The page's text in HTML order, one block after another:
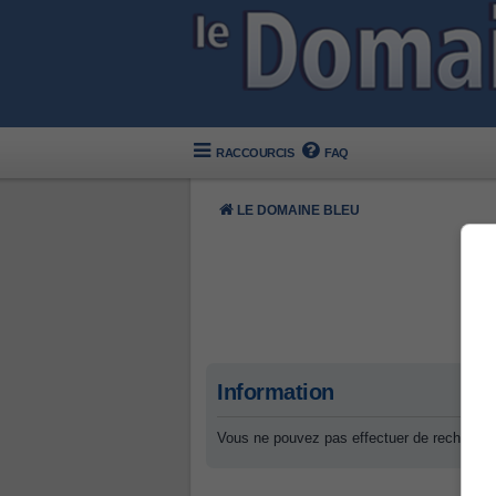
RACCOURCIS FAQ
LE DOMAINE BLEU
Information
Vous ne pouvez pas effectuer de